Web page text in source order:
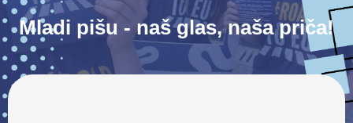
Mladi pišu - naš glas, naša priča!